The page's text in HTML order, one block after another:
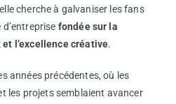
cherche à galvaniser les fans
fondée sur la
l’excellence créative.
années précédentes, où les
les projets semblaient avancer